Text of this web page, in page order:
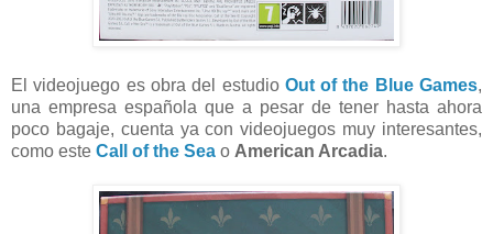
El videojuego es obra del estudio Out of the Blue Games,
una empresa española que a pesar de tener hasta ahora
poco bagaje, cuenta ya con videojuegos muy interesantes,
como este Call of the Sea o American Arcadia.